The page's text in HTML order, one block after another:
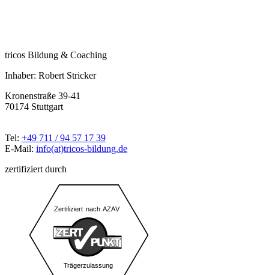
tricos Bildung & Coaching
Inhaber: Robert Stricker
Kronenstraße 39-41
70174 Stuttgart
Tel: +49 711 / 94 57 17 39
E-Mail: info(at)tricos-bildung.de
zertifiziert durch